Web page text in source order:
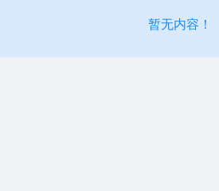
暂无内容！